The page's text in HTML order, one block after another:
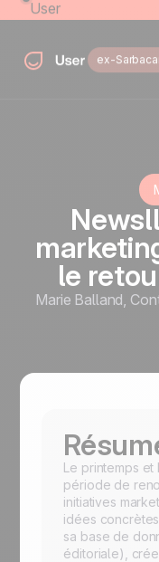
User
ex-
le
Marie Balland,
Le printemps
période de
initiatives
idées
sa base de
éditoriale),